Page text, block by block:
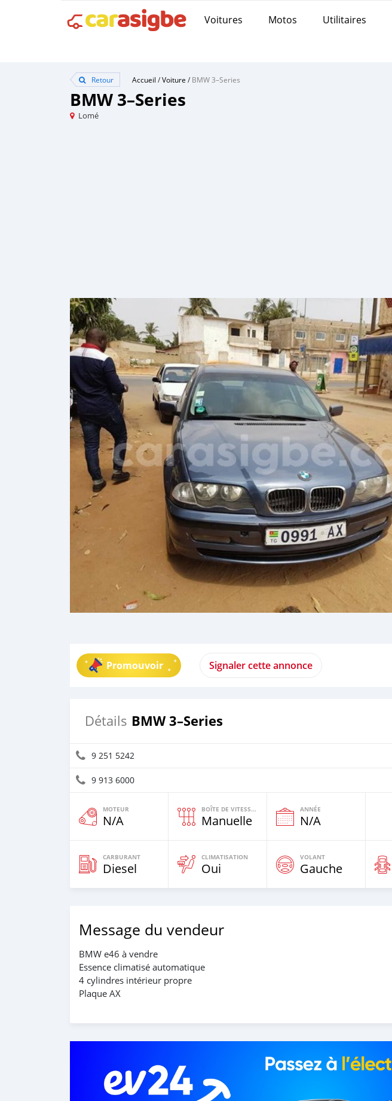
Voitures Motos Utilitaires
Retour Accueil /Voiture /BMW 3–Series
BMW 3–Series
Lomé
Promouvoir Signaler cette annonce
Détails BMW 3–Series
9 251 5242
9 913 6000
MOTEUR
N/A
BOÎTE DE VITESSES
Manuelle
ANNÉE
N/A
CARBURANT
Diesel
CLIMATISATION
Oui
VOLANT
Gauche
Message du vendeur
BMW e46 à vendre
Essence climatisé automatique
4 cylindres intérieur propre
Plaque AX